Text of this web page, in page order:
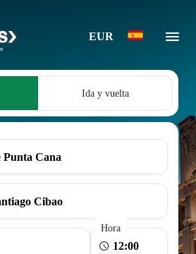
EUR
Ida y vuelta
Hora